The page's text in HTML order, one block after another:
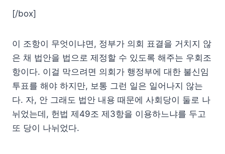
[/box]
이 조항이 무엇이냐면, 정부가 의회 표결을 거치지 않
은 채 법안을 법으로 제정할 수 있도록 해주는 우회조
항이다. 이걸 막으려면 의회가 행정부에 대한 불신임
투표를 해야 하지만, 보통 그런 일은 일어나지 않는
다. 자, 안 그래도 법안 내용 때문에 사회당이 둘로 나
뉘었는데, 헌법 제49조 제3항을 이용하느냐를 두고
또 당이 나뉘었다.